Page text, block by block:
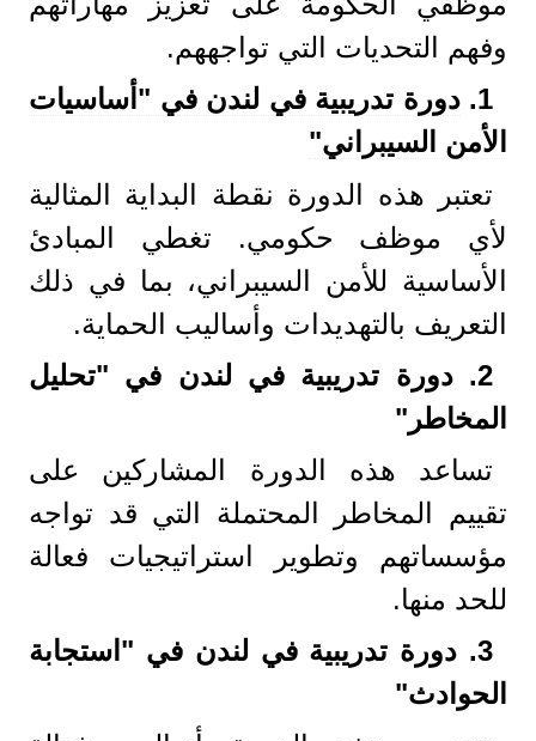
وفهم التحديات التي تواجههم.
1. دورة تدريبية في لندن في "أساسيات
الأمن السيبراني"
تعتبر هذه الدورة نقطة البداية المثالية
لأي موظف حكومي. تغطي المبادئ
الأساسية للأمن السيبراني، بما في ذلك
التعريف بالتهديدات وأساليب الحماية.
2.
دورة تدريبية في لندن في "تحليل
المخاطر "
تساعد هذه الدورة المشاركين على
تقييم المخاطر المحتملة التي قد تواجه
مؤسساتهم وتطوير استراتيجيات فعالة
للحد منها.
3.
دورة تدريبية في لندن في "استجابة
الحوادث"